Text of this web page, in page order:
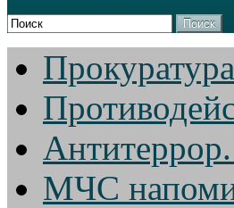
Поиск
МЧС